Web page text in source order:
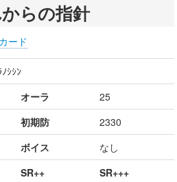
らの指針
ード
ｼｼﾝ
オーラ
25
初期防
2330
ボイス
なし
SR++ SR+++